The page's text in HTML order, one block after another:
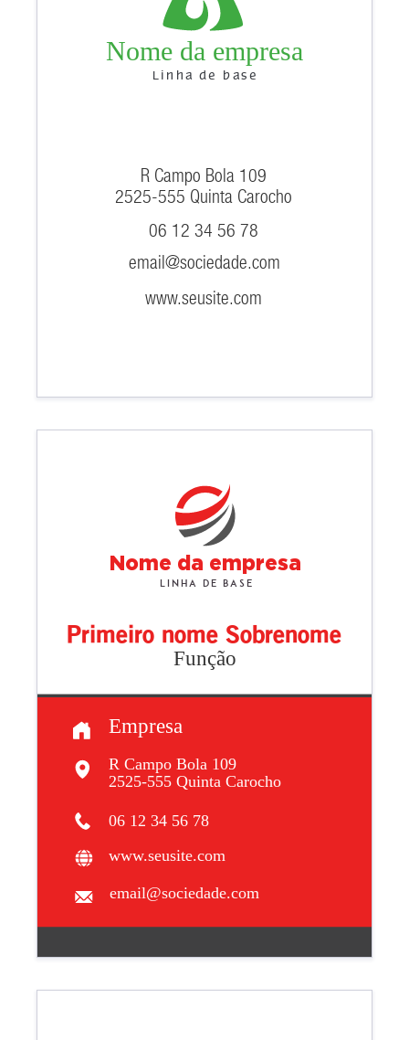
email@sociedade.com
www.seusite.com
R Campo Bola 109
2525-555 Quinta Carocho
06 12 34 56 78
Nome da empresa
Linha de base
Função
Primeiro nome Sobrenome
Empresa
R Campo Bola 109
2525-555 Quinta Carocho
06 12 34 56 78
www.seusite.com
email@sociedade.com
Nome da empresa
Linha de base